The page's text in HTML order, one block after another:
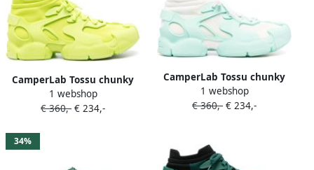
CamperLab Tossu chunky
sneakers Groen
1 webshop
€ 360,- € 234,-
CamperLab Tossu chunky
sneakers Groen
1 webshop
€ 360,- € 234,-
34%